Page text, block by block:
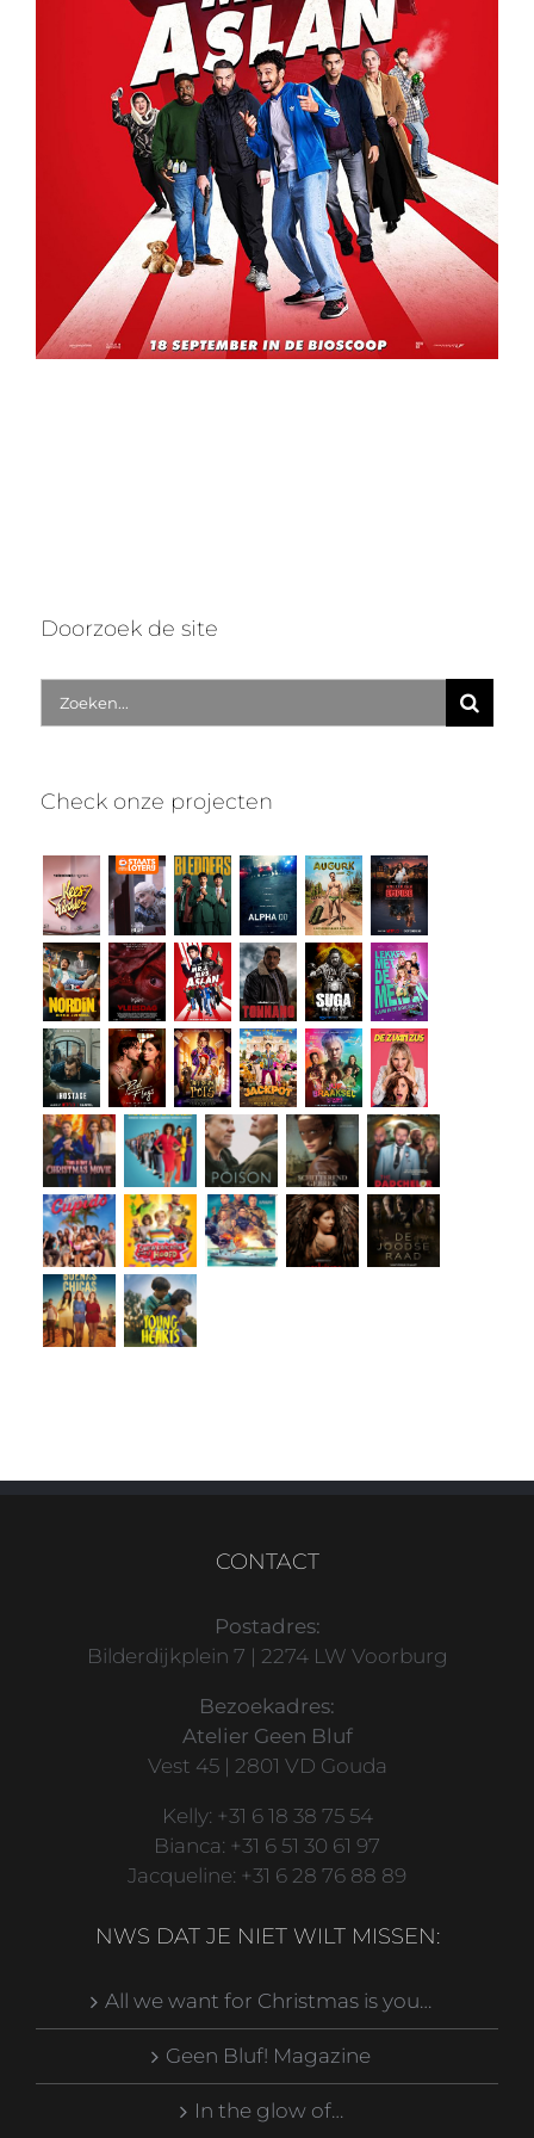
Doorzoek de site
Zoek
naar:
Check onze projecten
CONTACT
Postadres:
Bilderdijkplein 7 | 2274 LW Voorburg
Bezoekadres:
Atelier Geen Bluf
Vest 45 | 2801 VD Gouda
Kelly: +31 6 18 38 75 54
Bianca: +31 6 51 30 61 97
Jacqueline: +31 6 28 76 88 89
NWS DAT JE NIET WILT MISSEN:
All we want for Christmas is you…
Geen Bluf! Magazine
In the glow of…